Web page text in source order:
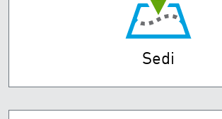
Sedi